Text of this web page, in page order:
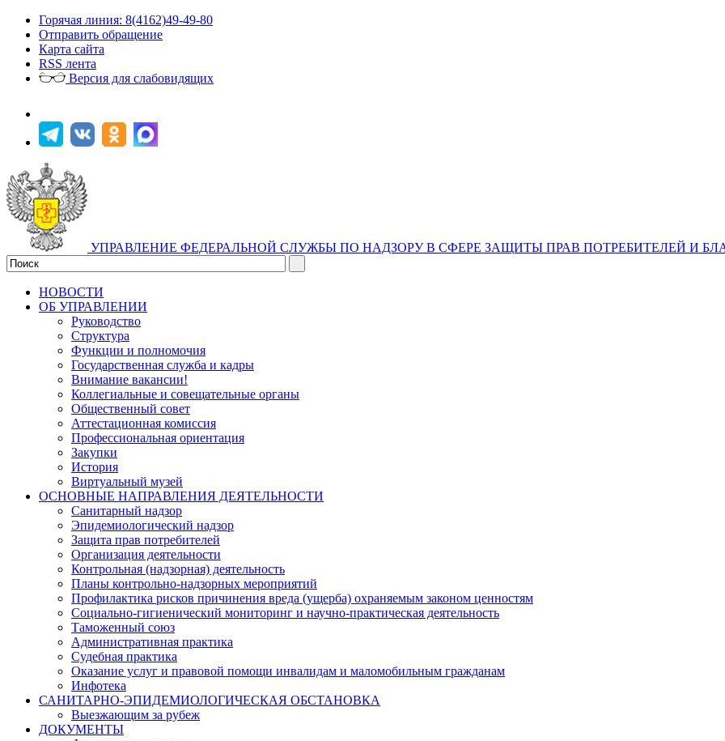
Горячая линия: 8(4162)49-49-80
Отправить обращение
Карта сайта
RSS лента
Версия для слабовидящих
УПРАВЛЕНИЕ ФЕДЕРАЛЬНОЙ СЛУЖБЫ ПО НАДЗОРУ В СФЕРЕ ЗАЩИТЫ ПРАВ ПОТРЕБИТЕЛЕЙ И
НОВОСТИ
ОБ УПРАВЛЕНИИ
Руководство
Структура
Функции и полномочия
Государственная служба и кадры
Внимание вакансии!
Коллегиальные и совещательные органы
Общественный совет
Аттестационная комиссия
Профессиональная ориентация
Закупки
История
Виртуальный музей
ОСНОВНЫЕ НАПРАВЛЕНИЯ ДЕЯТЕЛЬНОСТИ
Санитарный надзор
Эпидемиологический надзор
Защита прав потребителей
Организация деятельности
Контрольная (надзорная) деятельность
Планы контрольно-надзорных мероприятий
Профилактика рисков причинения вреда (ущерба) охраняемым законом ценностям
Социально-гигиенический мониторинг и научно-практическая деятельность
Таможенный союз
Административная практика
Судебная практика
Оказание услуг и правовой помощи инвалидам и маломобильным гражданам
Инфотека
САНИТАРНО-ЭПИДЕМИОЛОГИЧЕСКАЯ ОБСТАНОВКА
Выезжающим за рубеж
ДОКУМЕНТЫ